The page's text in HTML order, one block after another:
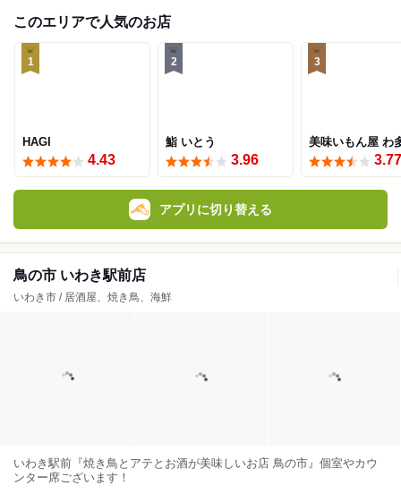
このエリアで人気のお店
1
HAGI
4.43
2
鮨 いとう
3.96
3
美味いもん屋 わ
3.77
アプリに切り替える
鳥の市 いわき駅前店
いわき市 / 居酒屋、焼き鳥、海鮮
いわき駅前『焼き鳥とアテとお酒が美味しいお店 鳥の市』個室やカウ
ンター席ございます！